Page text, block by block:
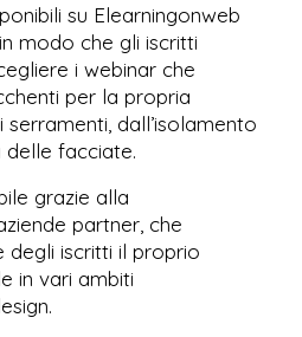
su Elearningonweb
modo che gli iscritti
i webinar che
per la propria
serramenti, dall’isolamento
delle facciate.
grazie alla
partner, che
degli iscritti il proprio
in vari ambiti